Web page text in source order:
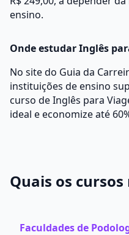
ensino.
Onde estudar Inglês
No site do Guia da
instituições de ensino
curso de Inglês para
ideal e economize até
Quais os
Faculdades de